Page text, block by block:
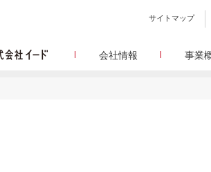
サイトマップ
会社情報 事業